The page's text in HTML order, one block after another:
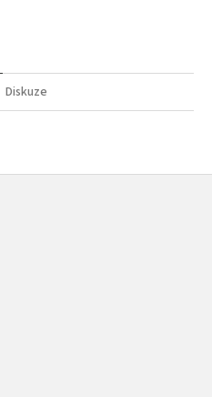
Diskuze